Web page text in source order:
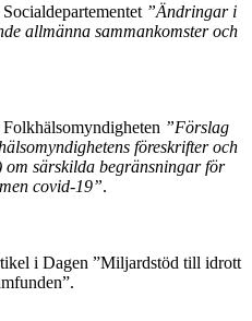
”Ändringar i
allmänna sammankomster och
”Förslag
föreskrifter och
särskilda begränsningar för
covid-19”.
i Dagen ”Miljardstöd till idrott